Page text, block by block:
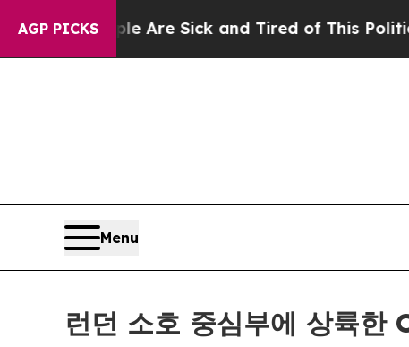
AGP PICKS
Are Sick and Tired of This Politics of Hatred”
Menu
런던 소호 중심부에 상륙